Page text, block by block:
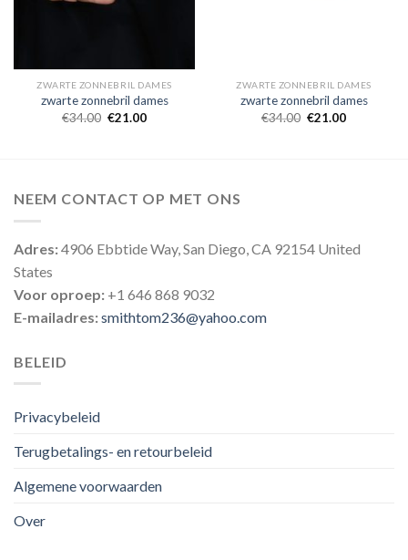
ZWARTE ZONNEBRIL DAMES
zwarte zonnebril dames
€34.00 €21.00
ZWARTE ZONNEBRIL DAMES
zwarte zonnebril dames
€34.00 €21.00
NEEM CONTACT OP MET ONS
Adres:4906 Ebbtide Way, San Diego, CA 92154 United
States
Voor oproep: +1 646 868 9032
E-mailadres:smithtom236@yahoo.com
BELEID
Privacybeleid
Terugbetalings- en retourbeleid
Algemene voorwaarden
Over